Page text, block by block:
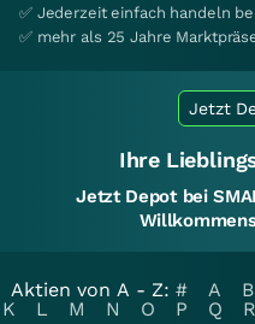
✅ Jederzeit einfach handeln
✅ mehr als 25 Jahre
Jetzt
Ihre
Jetzt Depot bei
Aktien von A - Z: # A B
K
L M N O P Q R